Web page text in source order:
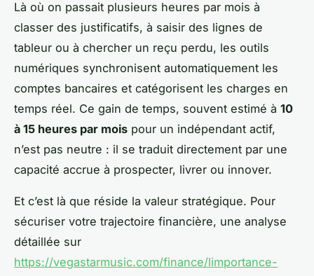
Là où on passait plusieurs heures par mois à
classer des justificatifs, à saisir des lignes de
tableur ou à chercher un reçu perdu, les outils
numériques synchronisent automatiquement les
comptes bancaires et catégorisent les charges en
temps réel. Ce gain de temps, souvent estimé à 10
à 15 heures par mois pour un indépendant actif,
n’est pas neutre : il se traduit directement par une
capacité accrue à prospecter, livrer ou innover.
Et c’est là que réside la valeur stratégique. Pour
sécuriser votre trajectoire financière, une analyse
détaillée sur
https://vegastarmusic.com/finance/limportance-